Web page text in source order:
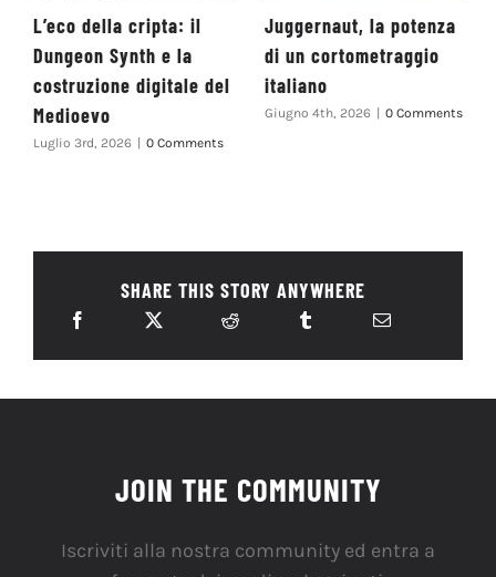
L’eco della cripta: il
Dungeon Synth e la
costruzione digitale del
Medioevo
Luglio 3rd, 2026 0 Comments
Juggernaut, la potenza
di un cortometraggio
italiano
Giugno 4th, 2026 0 Comments
SHARE THIS STORY ANYWHERE
JOIN THE COMMUNITY
Iscriviti alla nostra community ed entra a